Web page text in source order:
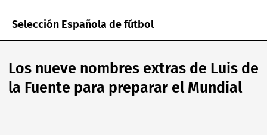
Selección Española de fútbol
Los nueve nombres extras de Luis de
la Fuente para preparar el Mundial